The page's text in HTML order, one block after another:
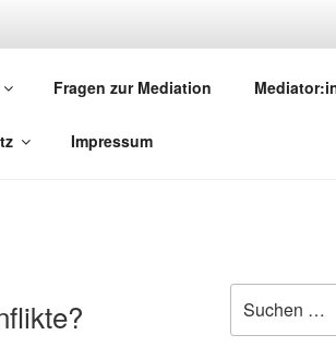
Fragen zur Mediation
Impressum
nach: